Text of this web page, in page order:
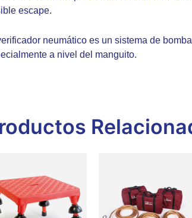
escape.
neumático es un sistema de
a nivel del manguito.